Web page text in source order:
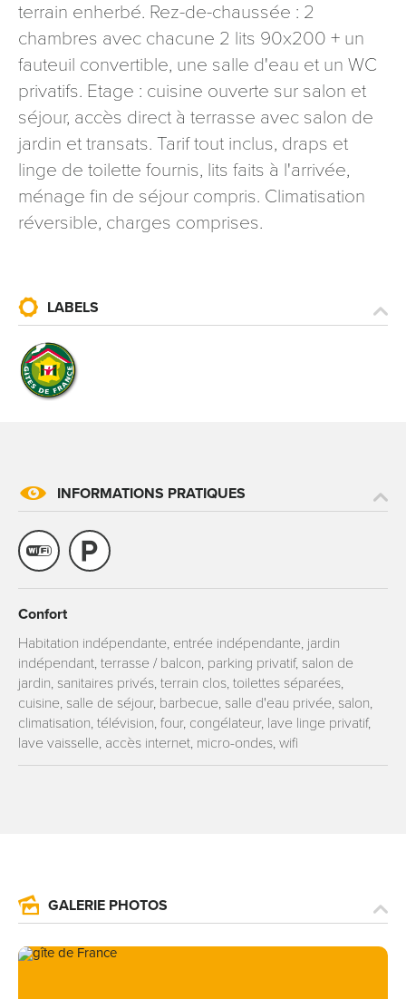
terrain enherbé. Rez-de-chaussée : 2
chambres avec chacune 2 lits 90x200 + un
fauteuil convertible, une salle d'eau et un WC
privatifs. Etage : cuisine ouverte sur salon et
séjour, accès direct à terrasse avec salon de
jardin et transats. Tarif tout inclus, draps et
linge de toilette fournis, lits faits à l'arrivée,
ménage fin de séjour compris. Climatisation
réversible, charges comprises.
LABELS
INFORMATIONS PRATIQUES
Confort
Habitation indépendante, entrée indépendante, jardin
indépendant, terrasse / balcon, parking privatif, salon de
jardin, sanitaires privés, terrain clos, toilettes séparées,
cuisine, salle de séjour, barbecue, salle d'eau privée, salon,
climatisation, télévision, four, congélateur, lave linge privatif,
lave vaisselle, accès internet, micro-ondes, wifi
GALERIE PHOTOS
reCAPTCHA